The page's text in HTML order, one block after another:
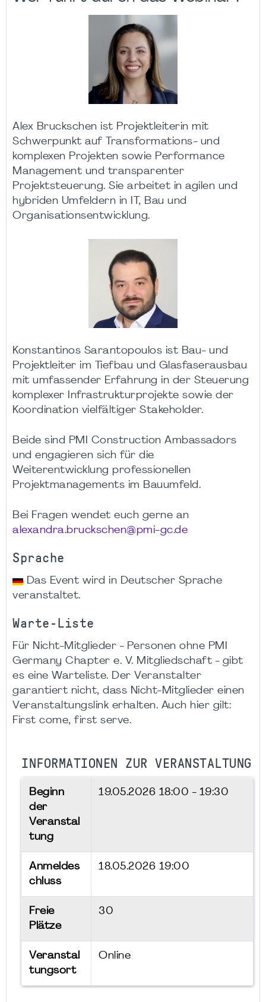
Alex Bruckschen ist Projektleiterin mit
Schwerpunkt auf Transformations- und
komplexen Projekten sowie Performance
Management und transparenter
Projektsteuerung. Sie arbeitet in agilen und
hybriden Umfeldern in IT, Bau und
Organisationsentwicklung.
Konstantinos Sarantopoulos ist Bau- und
Projektleiter im Tiefbau und Glasfaserausbau
mit umfassender Erfahrung in der Steuerung
komplexer Infrastrukturprojekte sowie der
Koordination vielfältiger Stakeholder.
Beide sind PMI Construction Ambassadors
und engagieren sich für die
Weiterentwicklung professionellen
Projektmanagements im Bauumfeld.
Bei Fragen wendet euch gerne an
alexandra.bruckschen@pmi-gc.de
Sprache
Das Event wird in Deutscher Sprache
veranstaltet.
Warte-Liste
Für Nicht-Mitglieder - Personen ohne PMI
Germany Chapter e. V. Mitgliedschaft - gibt
es eine Warteliste. Der Veranstalter
garantiert nicht, dass Nicht-Mitglieder einen
Veranstaltungslink erhalten. Auch hier gilt:
First come, first serve.
INFORMATIONEN ZUR VERANSTALTUNG
Beginn
der
Veranstal
tung
19.05.2026 18:00 - 19:30
Anmeldes
chluss
18.05.2026 19:00
Freie
Plätze
30
Veranstal
tungsort
Online